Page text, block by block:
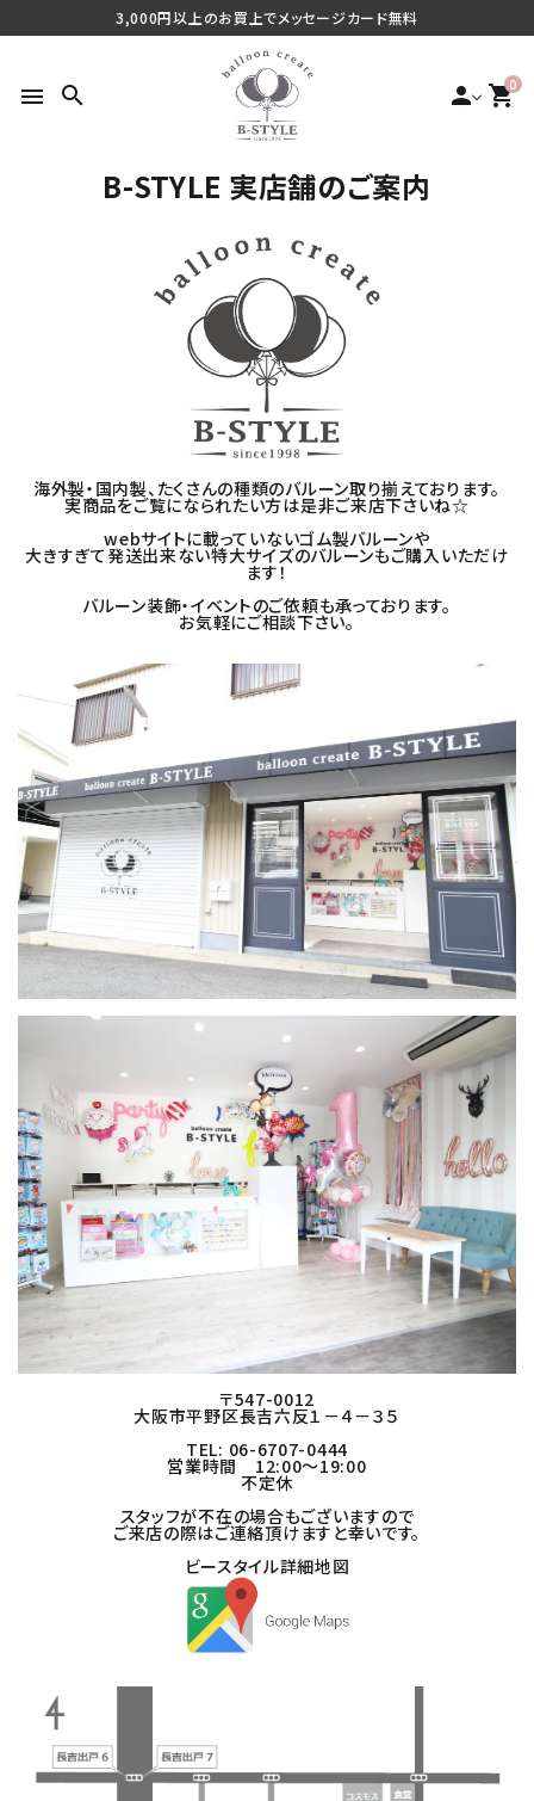
3,000円以上のお買上でメッセージカード無料
menu search person 0
shopping_cart
search
最近チェックした商品
価格から探す
コンテンツ
ガイドライン
ACCOUNT MENU
ようこそ ゲスト 様
meeting_room ログイン person 新規会員登録
B-STYLE 実店舗のご案内
海外製・国内製、たくさんの種類のバルーン取り揃えております。
実商品をご覧になられたい方は是非ご来店下さいね☆
webサイトに載っていないゴム製バルーンや
大きすぎて発送出来ない特大サイズのバルーンもご購入いただけ
ます！
バルーン装飾・イベントのご依頼も承っております。
お気軽にご相談下さい。
〒547-0012
大阪市平野区長吉六反１－４－３５
TEL: 06-6707-0444
営業時間 12:00～19:00
不定休
スタッフが不在の場合もございますので
ご来店の際はご連絡頂けますと幸いです。
ビースタイル詳細地図